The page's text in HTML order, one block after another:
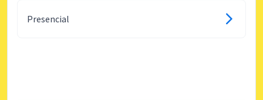
Presencial